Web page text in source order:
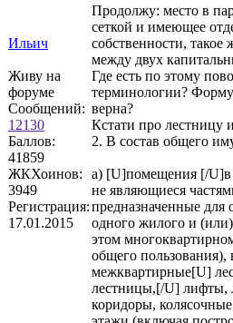
Ильич
Живу на
форуме
Сообщений:
12130
Баллов:
41859
ЖКХоинов:
3949
Регистрация:
17.01.2015
Продолжу: место в
сеткой и имеющее
собственности, такое
между двух
Где есть по этому
терминологии?
верна?
Кстати про
2. В состав общего
а) [U]помещения [/U]в
не являющиеся
предназначенные для
одного жилого и
этом
общего пользования),
межквартирные[U]
лестницы,[/U] лифты,
коридоры,